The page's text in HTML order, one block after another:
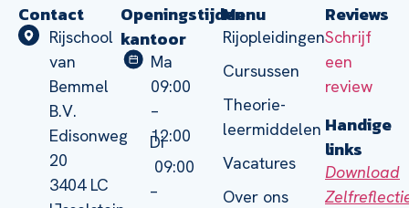
Contact
Rijschool
van
Bemmel
B.V.
Edisonweg
20
3404 LC
Openingstijden
kantoor
Ma
09:00
–
12:00
Di
09:00
–
Menu
Rijopleidingen
Cursussen
Theorie-
leermiddelen
Vacatures
Over ons
Reviews
Schrijf
een
review
Handige
links
Download